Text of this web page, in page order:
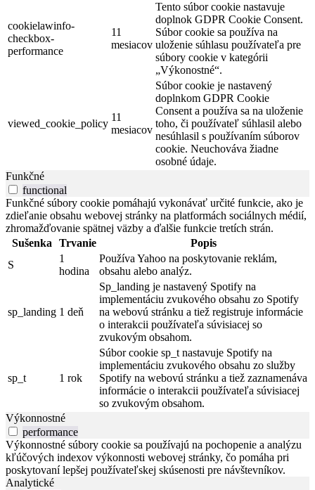
cookielawinfo-
checkbox-
performance
11
mesiacov
Tento súbor cookie nastavuje
doplnok GDPR Cookie Consent.
Súbor cookie sa používa na
uloženie súhlasu používateľa pre
súbory cookie v kategórii
„Výkonostné“.
viewed_cookie_policy
11
mesiacov
Súbor cookie je nastavený
doplnkom GDPR Cookie
Consent a používa sa na uloženie
toho, či používateľ súhlasil alebo
nesúhlasil s používaním súborov
cookie. Neuchováva žiadne
osobné údaje.
Funkčné
functional
Funkčné súbory cookie pomáhajú vykonávať určité funkcie, ako je
zdieľanie obsahu webovej stránky na platformách sociálnych médií,
zhromažďovanie spätnej väzby a ďalšie funkcie tretích strán.
Sušenka
Trvanie
Popis
S
1
hodina
Používa Yahoo na poskytovanie reklám,
obsahu alebo analýz.
sp_landing 1 deň
Sp_landing je nastavený Spotify na
implementáciu zvukového obsahu zo Spotify
na webovú stránku a tiež registruje informácie
o interakcii používateľa súvisiacej so
zvukovým obsahom.
sp_t 1 rok
Súbor cookie sp_t nastavuje Spotify na
implementáciu zvukového obsahu zo služby
Spotify na webovú stránku a tiež zaznamenáva
informácie o interakcii používateľa súvisiacej
so zvukovým obsahom.
Výkonnostné
performance
Výkonnostné súbory cookie sa používajú na pochopenie a analýzu
kľúčových indexov výkonnosti webovej stránky, čo pomáha pri
poskytovaní lepšej používateľskej skúsenosti pre návštevníkov.
Analytické